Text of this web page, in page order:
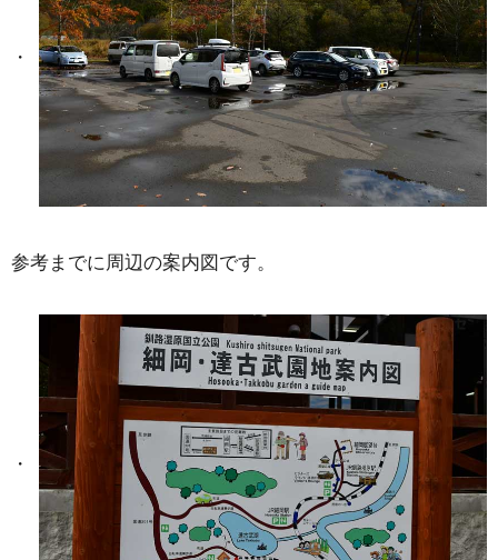
参考までに周辺の案内図です。